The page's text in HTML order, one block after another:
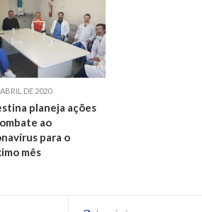
DE 2020
planeja ações
ao
para o
mês